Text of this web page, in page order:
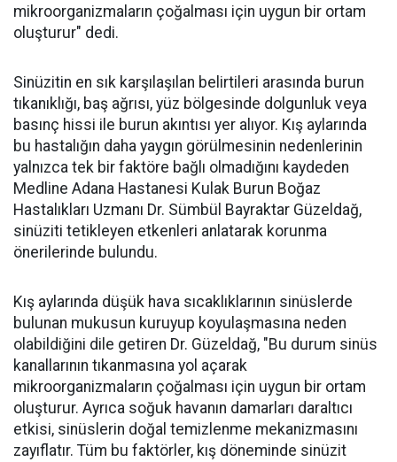
mikroorganizmaların çoğalması için uygun bir ortam
oluşturur" dedi.
Sinüzitin en sık karşılaşılan belirtileri arasında burun
tıkanıklığı, baş ağrısı, yüz bölgesinde dolgunluk veya
basınç hissi ile burun akıntısı yer alıyor. Kış aylarında
bu hastalığın daha yaygın görülmesinin nedenlerinin
yalnızca tek bir faktöre bağlı olmadığını kaydeden
Medline Adana Hastanesi Kulak Burun Boğaz
Hastalıkları Uzmanı Dr. Sümbül Bayraktar Güzeldağ,
sinüziti tetikleyen etkenleri anlatarak korunma
önerilerinde bulundu.
Kış aylarında düşük hava sıcaklıklarının sinüslerde
bulunan mukusun kuruyup koyulaşmasına neden
olabildiğini dile getiren Dr. Güzeldağ, "Bu durum sinüs
kanallarının tıkanmasına yol açarak
mikroorganizmaların çoğalması için uygun bir ortam
oluşturur. Ayrıca soğuk havanın damarları daraltıcı
etkisi, sinüslerin doğal temizlenme mekanizmasını
zayıflatır. Tüm bu faktörler, kış döneminde sinüzit